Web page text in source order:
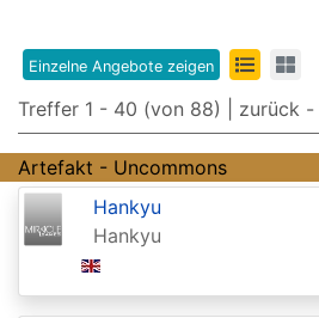
8th
Edition
9th
Edition
Adventures
the
Einzelne Angebote zeigen
Treffer 1 - 40 (von 88) | zurück -
Artefakt - Uncommons
Hankyu
Hankyu